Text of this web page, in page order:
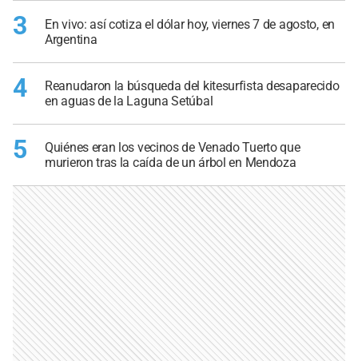
3
En vivo: así cotiza el dólar hoy, viernes 7 de agosto, en
Argentina
4
Reanudaron la búsqueda del kitesurfista desaparecido
en aguas de la Laguna Setúbal
5
Quiénes eran los vecinos de Venado Tuerto que
murieron tras la caída de un árbol en Mendoza